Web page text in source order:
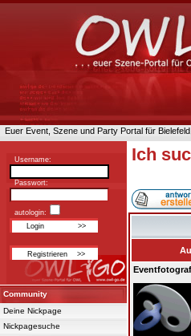
Euer Event, Szene und Party Portal für
Username:
Passwort:
autologin:
Community
Deine Nickpage
Nickpagesuche
Ich
Eventfotograf